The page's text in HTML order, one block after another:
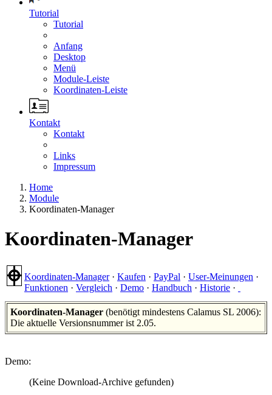
Tutorial
Tutorial
Anfang
Desktop
Menü
Module-Leiste
Koordinaten-Leiste
Kontakt
Kontakt
Links
Impressum
Home
Module
Koordinaten-Manager
Koordinaten-Manager
Koordinaten-Manager· Kaufen · PayPal · User-Meinungen ·
Funktionen · Vergleich · Demo · Handbuch · Historie ·
Koordinaten-Manager (benötigt mindestens Calamus SL 2006):
Die aktuelle Versionsnummer ist 2.05.
Demo:
(Keine Download-Archive gefunden)